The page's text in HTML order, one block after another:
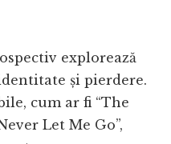
explorează
și pierdere.
cum ar fi “The
Let Me Go”,